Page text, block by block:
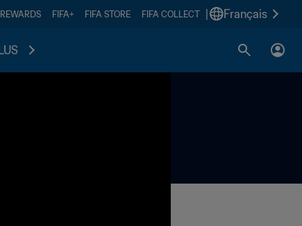
FIFA+ FIFA STORE FIFA COLLECT Français